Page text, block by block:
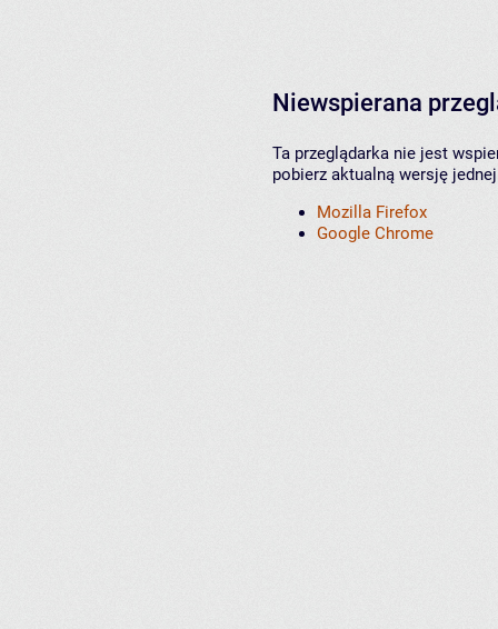
Niewspierana
Ta przeglądarka nie jest
pobierz aktualną wersję
Mozilla Firefox
Google Chrome